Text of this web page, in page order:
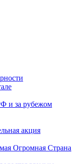
и за рубежом
акция
Огромная Страна